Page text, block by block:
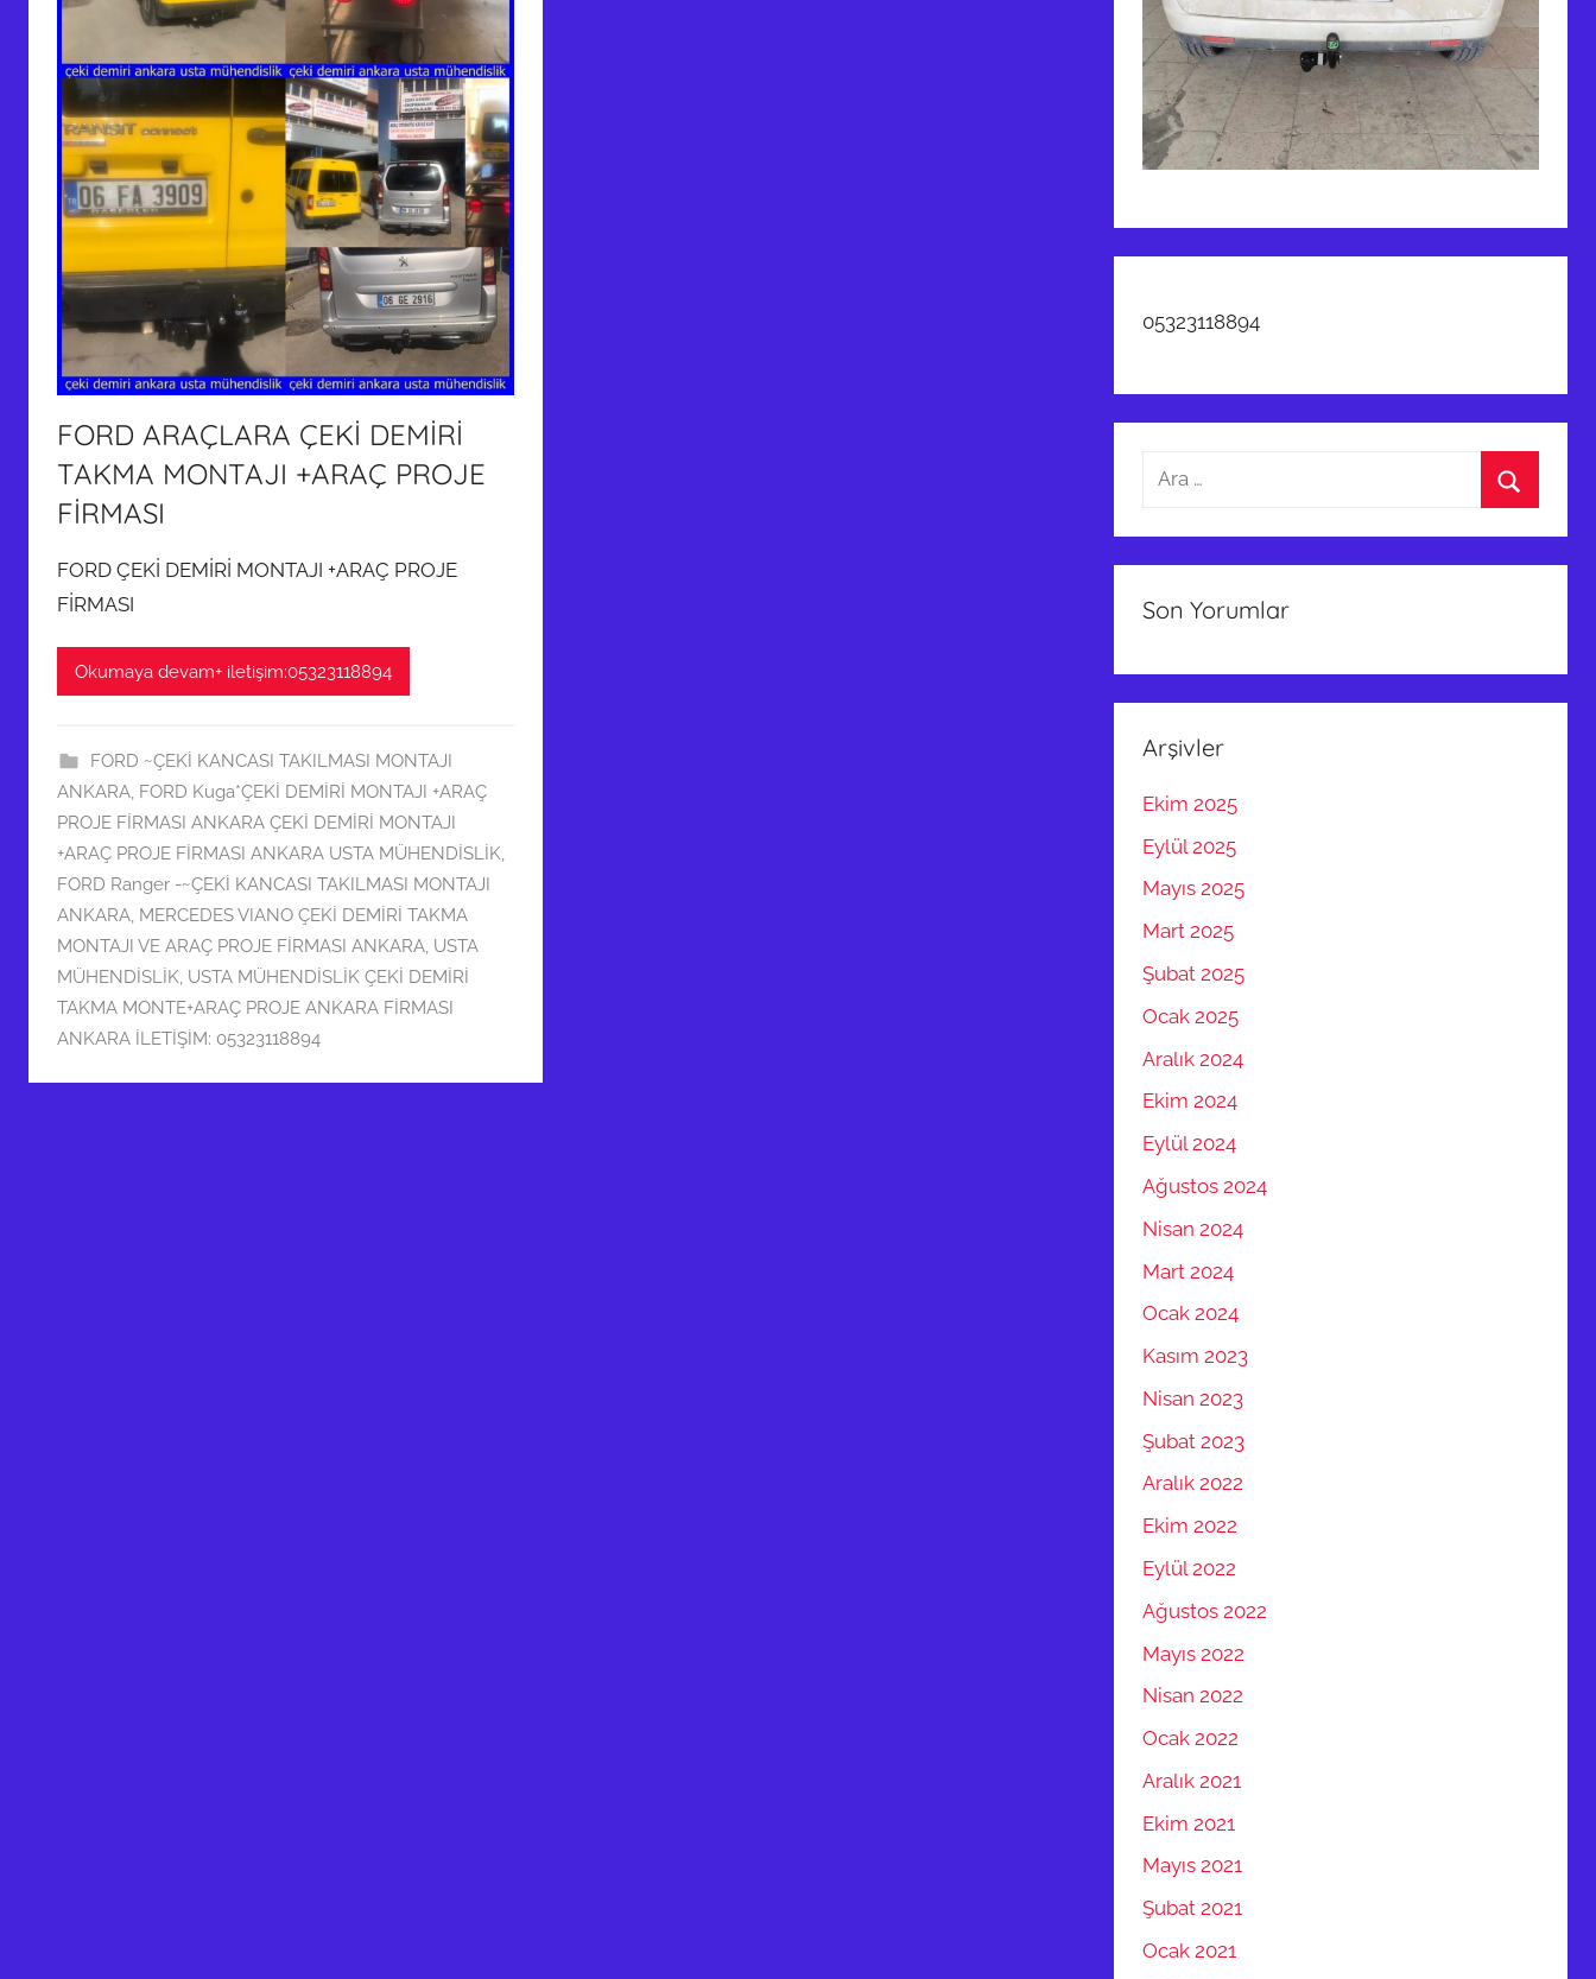
FORD ARAÇLARA ÇEKİ DEMİRİ
TAKMA MONTAJI +ARAÇ PROJE
FİRMASI
FORD ÇEKİ DEMİRİ MONTAJI +ARAÇ PROJE
FİRMASI
Okumaya devam+ iletişim:05323118894
FORD ~ÇEKİ KANCASI TAKILMASI MONTAJI
ANKARA, FORD Kuga*ÇEKİ DEMİRİ MONTAJI +ARAÇ
PROJE FİRMASI ANKARA ÇEKİ DEMİRİ MONTAJI
+ARAÇ PROJE FİRMASI ANKARA USTA MÜHENDİSLİK,
FORD Ranger -~ÇEKİ KANCASI TAKILMASI MONTAJI
ANKARA, MERCEDES VIANO ÇEKİ DEMİRİ TAKMA
MONTAJI VE ARAÇ PROJE FİRMASI ANKARA, USTA
MÜHENDİSLİK, USTA MÜHENDİSLİK ÇEKİ DEMİRİ
TAKMA MONTE+ARAÇ PROJE ANKARA FİRMASI
ANKARA İLETİŞİM: 05323118894
05323118894
Arama:
Son Yorumlar
Arşivler
Ekim 2025
Eylül 2025
Mayıs 2025
Mart 2025
Şubat 2025
Ocak 2025
Aralık 2024
Ekim 2024
Eylül 2024
Ağustos 2024
Nisan 2024
Mart 2024
Ocak 2024
Kasım 2023
Nisan 2023
Şubat 2023
Aralık 2022
Ekim 2022
Eylül 2022
Ağustos 2022
Mayıs 2022
Nisan 2022
Ocak 2022
Aralık 2021
Ekim 2021
Mayıs 2021
Şubat 2021
Ocak 2021